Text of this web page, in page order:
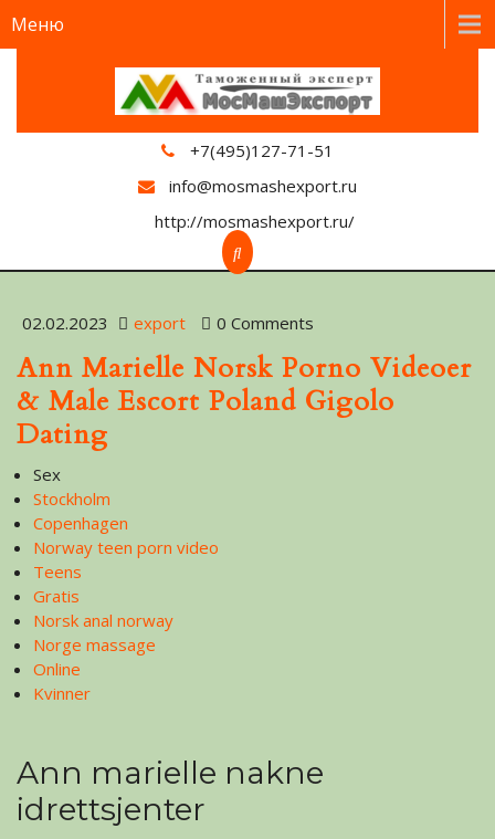
Меню
+7(495)127-71-51
info@mosmashexport.ru
http://mosmashexport.ru/
02.02.2023 export 0 Comments
Ann Marielle Norsk Porno Videoer
& Male Escort Poland Gigolo
Dating
Sex
Stockholm
Copenhagen
Norway teen porn video
Teens
Gratis
Norsk anal norway
Norge massage
Online
Kvinner
Ann marielle nakne
idrettsjenter